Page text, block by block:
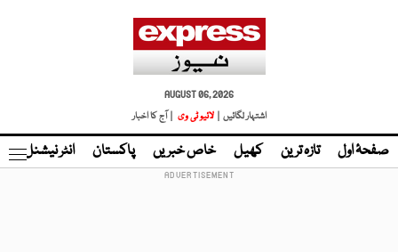
AUGUST 06, 2026
اشتہار لگائیں |
لائیو ٹی وی | آج کا اخبار
صفحۂ اول تازہ ترین کھیل خاص خبریں پاکستان انٹر نیشنل